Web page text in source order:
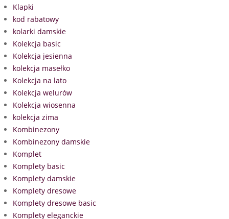
Klapki
kod rabatowy
kolarki damskie
Kolekcja basic
Kolekcja jesienna
kolekcja masełko
Kolekcja na lato
Kolekcja welurów
Kolekcja wiosenna
kolekcja zima
Kombinezony
Kombinezony damskie
Komplet
Komplety basic
Komplety damskie
Komplety dresowe
Komplety dresowe basic
Komplety eleganckie